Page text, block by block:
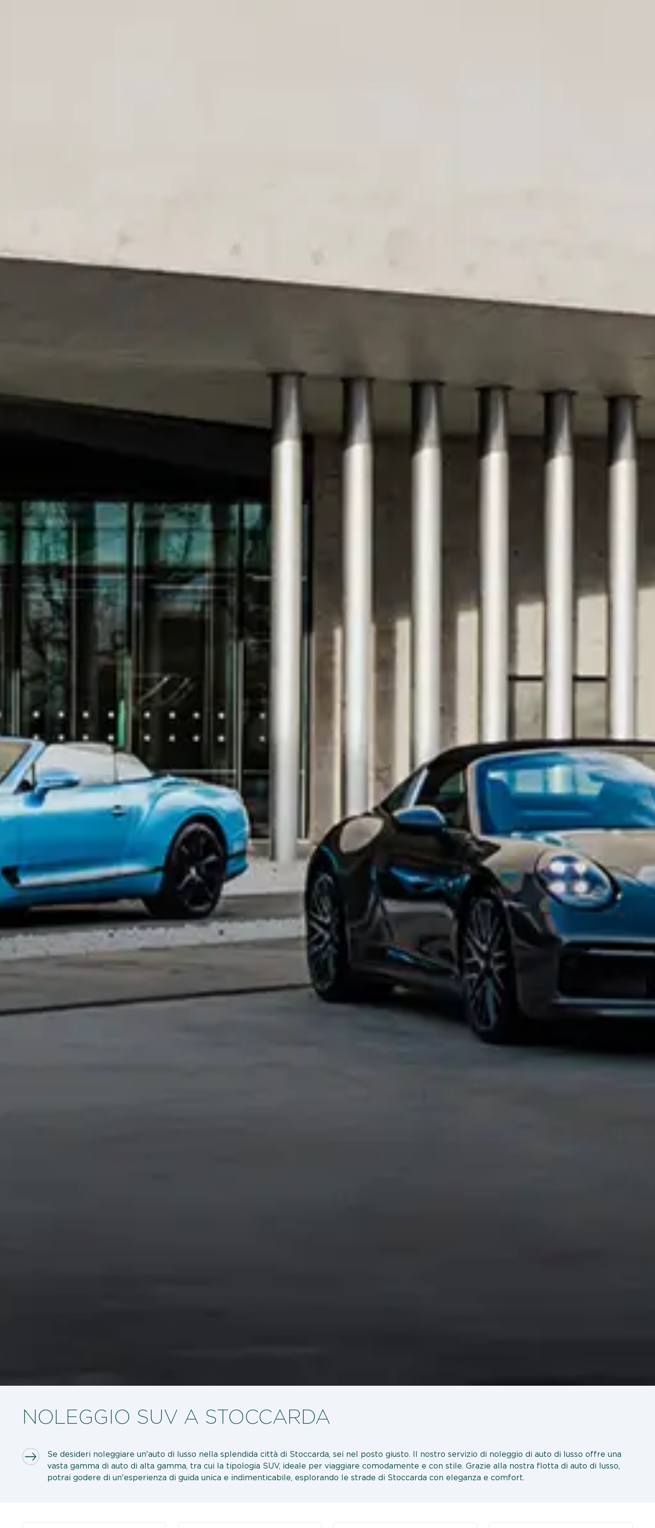
NOLEGGIO SUV A STOCCARDA
Se desideri noleggiare un'auto di lusso nella splendida città di Stoccarda, sei nel posto giusto. Il nostro servizio di noleggio di auto di lusso offre una
vasta gamma di auto di alta gamma, tra cui la tipologia SUV, ideale per viaggiare comodamente e con stile. Grazie alla nostra flotta di auto di lusso,
potrai godere di un'esperienza di guida unica e indimenticabile, esplorando le strade di Stoccarda con eleganza e comfort.